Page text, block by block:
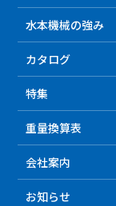
水本機械の強み
カタログ
特集
重量換算表
会社案内
お知らせ